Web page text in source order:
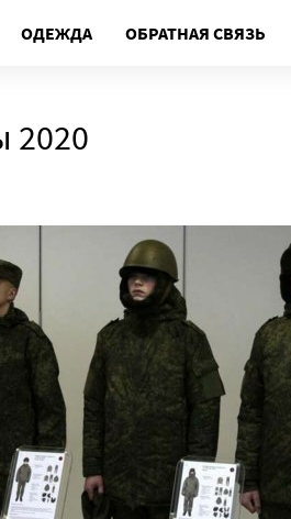
ОДЕЖДА ОБРАТНАЯ СВЯЗЬ
2020